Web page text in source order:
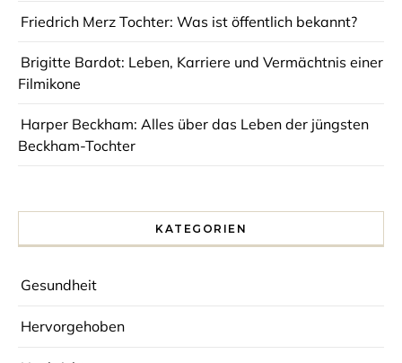
Friedrich Merz Tochter: Was ist öffentlich bekannt?
Brigitte Bardot: Leben, Karriere und Vermächtnis einer
Filmikone
Harper Beckham: Alles über das Leben der jüngsten
Beckham-Tochter
KATEGORIEN
Gesundheit
Hervorgehoben